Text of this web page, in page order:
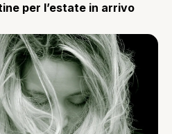
per l’estate in arrivo